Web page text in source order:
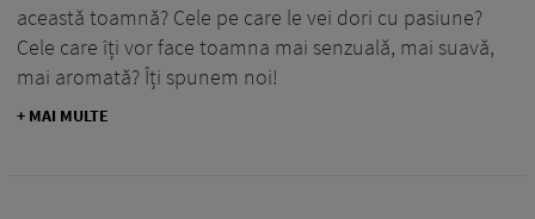
această toamnă? Cele pe care le vei dori cu pasiune?
Cele care îți vor face toamna mai senzuală, mai suavă,
mai aromată? Îți spunem noi!
+ MAI MULTE